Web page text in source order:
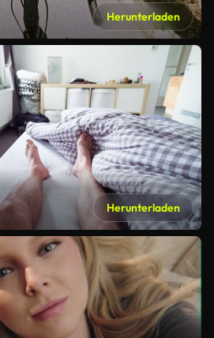
Herunterladen
Herunterladen